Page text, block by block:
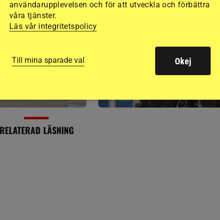
täten bland
årsekipagen medaljsamlade godisråtta
RELATERAD LÄSNING
användarupplevelsen och för att utveckla och förbättra
våra tjänster.
Läs vår integritetspolicy
Till mina sparade val Okej